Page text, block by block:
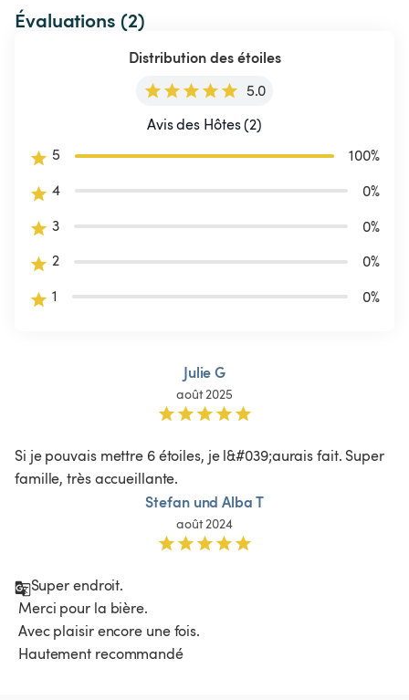
Évaluations (2)
Distribution des étoiles
5.0
Avis des Hôtes (2)
5
100%
4
0%
3
0%
2
0%
1
0%
Julie G
août 2025
Si je pouvais mettre 6 étoiles, je l&#039;aurais fait. Super
famille, très accueillante.
Stefan und Alba T
août 2024
Super endroit.
Hautement recommandé